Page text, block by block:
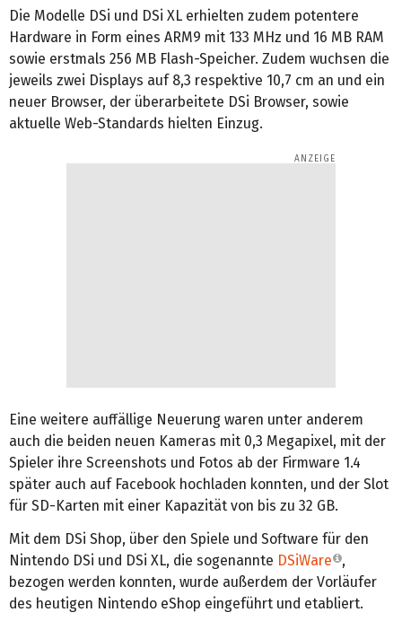
Die Modelle DSi und DSi XL erhielten zudem potentere
Hardware in Form eines ARM9 mit 133 MHz und 16 MB RAM
sowie erstmals 256 MB Flash-Speicher. Zudem wuchsen die
jeweils zwei Displays auf 8,3 respektive 10,7 cm an und ein
neuer Browser, der überarbeitete DSi Browser, sowie
aktuelle Web-Standards hielten Einzug.
Eine weitere auffällige Neuerung waren unter anderem
auch die beiden neuen Kameras mit 0,3 Megapixel, mit der
Spieler ihre Screenshots und Fotos ab der Firmware 1.4
später auch auf Facebook hochladen konnten, und der Slot
für SD-Karten mit einer Kapazität von bis zu 32 GB.
Mit dem DSi Shop, über den Spiele und Software für den
Nintendo DSi und DSi XL, die sogenannte DSiWare
,
bezogen werden konnten, wurde außerdem der Vorläufer
des heutigen Nintendo eShop eingeführt und etabliert.